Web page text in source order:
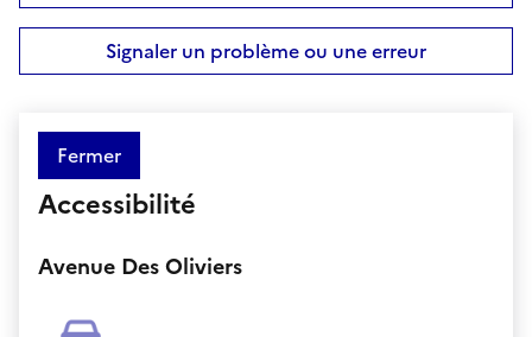
Signaler un problème ou une erreur
Fermer
Accessibilité
Avenue Des Oliviers